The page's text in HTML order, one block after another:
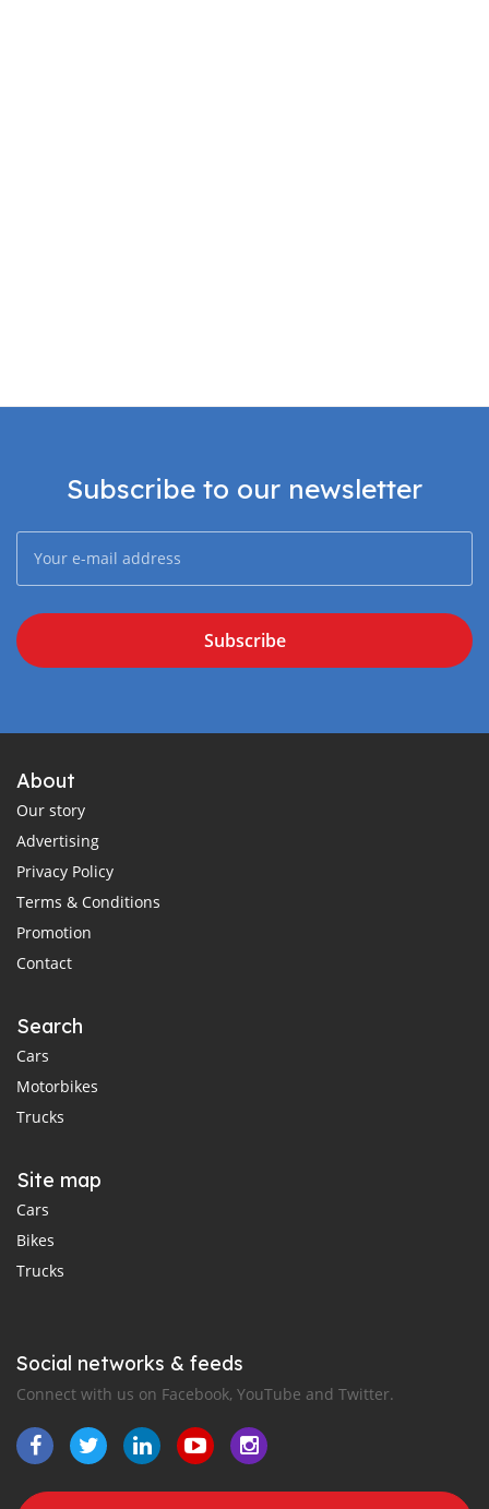
Subscribe to our newsletter
Subscribe
About
Our story
Advertising
Privacy Policy
Terms & Conditions
Promotion
Contact
Search
Cars
Motorbikes
Trucks
Site map
Cars
Bikes
Trucks
Social networks & feeds
Connect with us on Facebook, YouTube and Twitter.